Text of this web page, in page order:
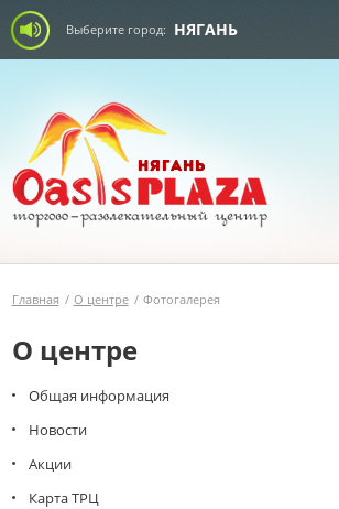
Выберите город: НЯГАНЬ
Главная / О центре / Фотогалерея
О центре
Общая информация
Новости
Акции
Карта ТРЦ